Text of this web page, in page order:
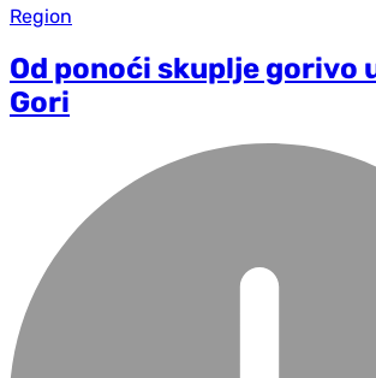
Region
Od ponoći skuplje gorivo
Gori